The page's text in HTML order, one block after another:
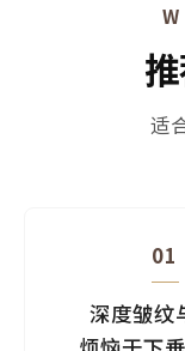
适
01
深度皱纹